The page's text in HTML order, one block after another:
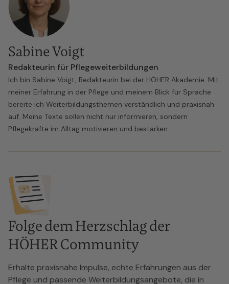
Sabine Voigt
Redakteurin für Pflegeweiterbildungen
Ich bin Sabine Voigt, Redakteurin bei der HÖHER Akademie. Mit
meiner Erfahrung in der Pflege und meinem Blick für Sprache
bereite ich Weiterbildungsthemen verständlich und praxisnah
auf. Meine Texte sollen nicht nur informieren, sondern
Pflegekräfte im Alltag motivieren und bestärken.
Folge dem Herzschlag der
HÖHER Community
Erhalte praxisnahe Impulse, echte Erfahrungen aus der
Pflege und passende Weiterbildungsangebote, die in